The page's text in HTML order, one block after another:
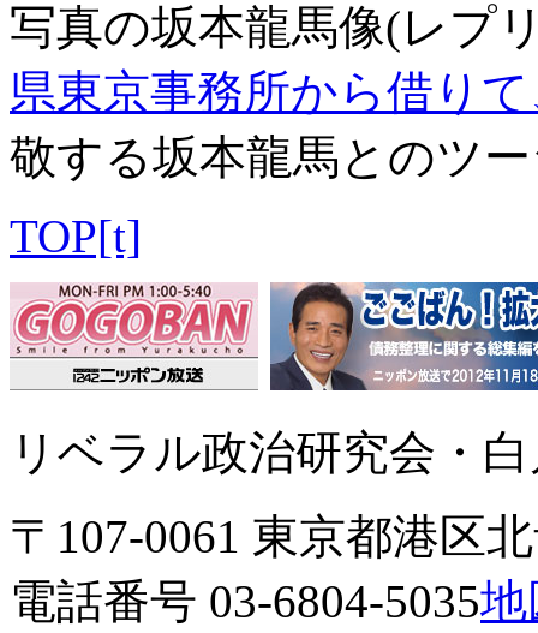
写真の坂本龍馬像(レプ
県東京事務所から借り
敬する坂本龍馬とのツ
TOP[t]
リベラル政治研究会・
〒107-0061 東京都港区
電話番号 03-6804-5035地